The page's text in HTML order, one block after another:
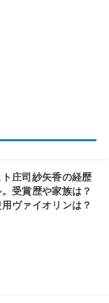
庄司紗矢香の経歴
受賞歴や家族は？
ヴァイオリンは？